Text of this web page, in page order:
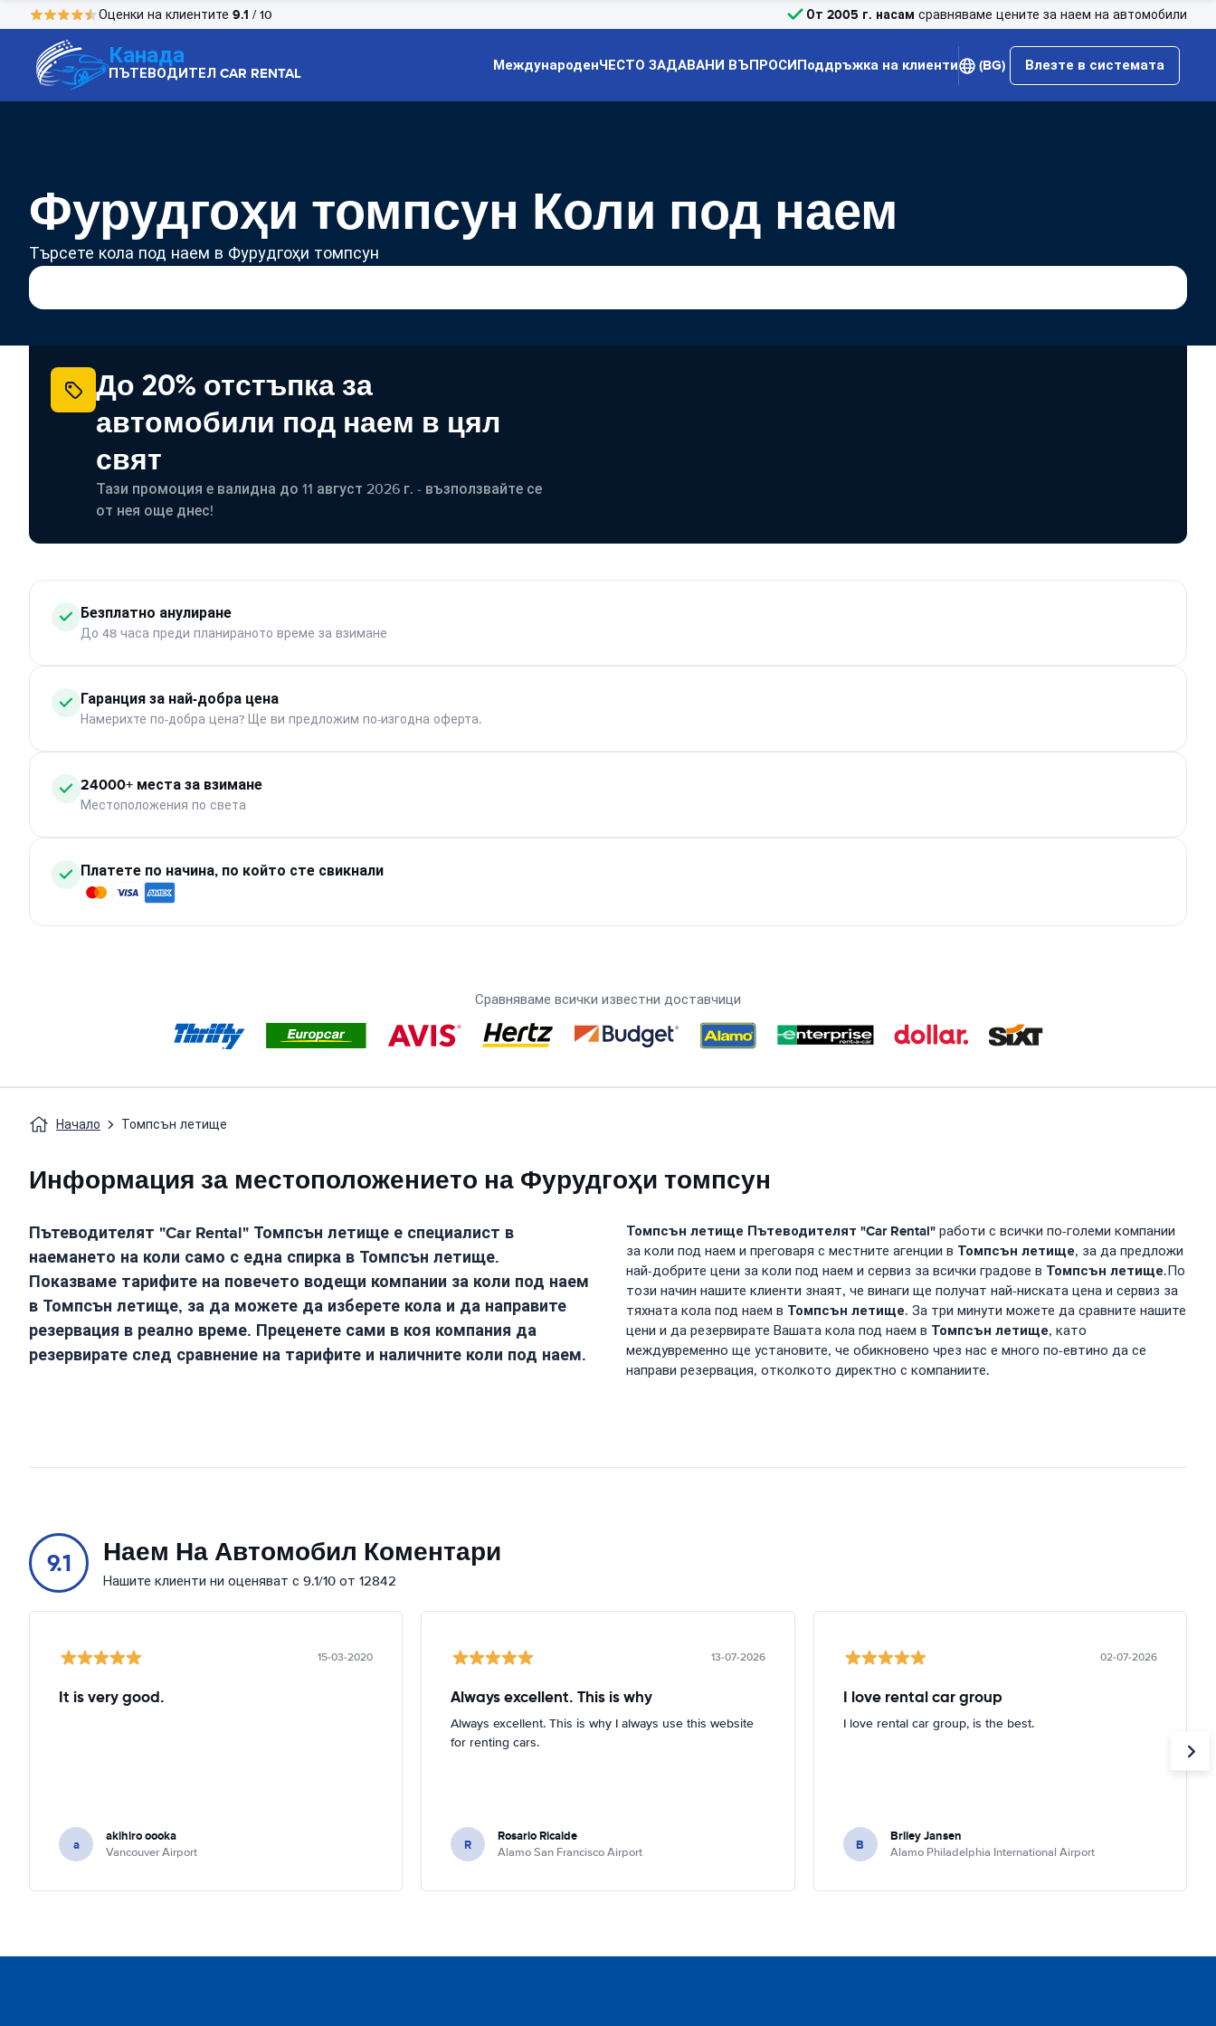
Оценки на клиентите 9.1 / 10 От 2005 г. насам сравняваме цените за наем на автомобили
Канада
ПЪТЕВОДИТЕЛ CAR RENTAL МеждународенЧЕСТО ЗАДАВАНИ ВЪПРОСИПоддръжка на клиенти (BG) Влезте в системата
Фурудгоҳи томпсун Коли под наем
Търсете кола под наем в Фурудгоҳи томпсун
До 20% отстъпка за
автомобили под наем в цял
свят
Тази промоция е валидна до 11 август 2026 г. - възползвайте се
от нея още днес!
Безплатно анулиране
До 48 часа преди планираното време за взимане
Гаранция за най-добра цена
Намерихте по-добра цена? Ще ви предложим по-изгодна оферта.
24000+ места за взимане
Местоположения по света
Платете по начина, по който сте свикнали
Сравняваме всички известни доставчици
Начало Томпсън летище
Информация за местоположението на Фурудгоҳи томпсун
Пътеводителят "Car Rental" Томпсън летище е специалист в
наемането на коли само с една спирка в Томпсън летище.
Показваме тарифите на повечето водещи компании за коли под наем
в Томпсън летище, за да можете да изберете кола и да направите
резервация в реално време. Преценете сами в коя компания да
резервирате след сравнение на тарифите и наличните коли под наем.
Томпсън летище Пътеводителят "Car Rental" работи с всички по-големи компании
за коли под наем и преговаря с местните агенции в Томпсън летище, за да предложи
най-добрите цени за коли под наем и сервиз за всички градове в Томпсън летище.По
този начин нашите клиенти знаят, че винаги ще получат най-ниската цена и сервиз за
тяхната кола под наем в Томпсън летище. За три минути можете да сравните нашите
цени и да резервирате Вашата кола под наем в Томпсън летище, като
междувременно ще установите, че обикновено чрез нас е много по-евтино да се
направи резервация, отколкото директно с компаниите.
9.1 Наем На Автомобил Коментари
Нашите клиенти ни оценяват с 9.1/10 от 12842
15-03-2020
It is very good.
a akihiro oooka
Vancouver Airport
13-07-2026
Always excellent. This is why
Always excellent. This is why I always use this website
for renting cars.
R Rosario Ricalde
Alamo San Francisco Airport
02-07-2026
I love rental car group
I love rental car group, is the best.
B Briley Jansen
Alamo Philadelphia International Airport